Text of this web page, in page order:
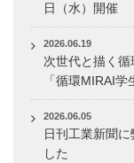
日（水）開催
2026.06.19
次世代と描く
「循環MIRAI
2026.06.05
日刊工業新聞
した